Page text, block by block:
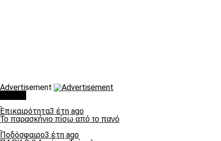
Advertisement
Επικαιρότητα3 έτη ago
Το παρασκήνιο πίσω από το πανό
Ποδόσφαιρο3 έτη ago